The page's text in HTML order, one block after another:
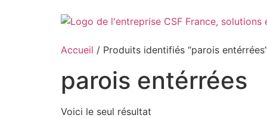
Accueil / Produits identifiés “parois
parois entérrées
Voici le seul résultat